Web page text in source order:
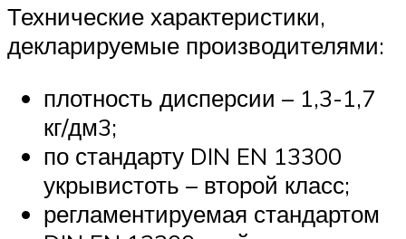
Технические характеристики,
декларируемые производителями:
плотность дисперсии – 1,3-1,7
кг/дм3;
по стандарту DIN EN 13300
укрывистоть – второй класс;
регламентируемая стандартом